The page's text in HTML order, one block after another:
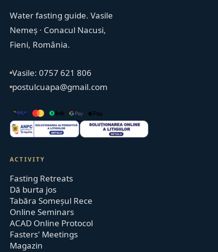
Water fasting guide. Vasile
Nemeș · Conacul Nacusi,
Fieni, România.
Vasile: 0757 621 806
postulcuapa@gmail.com
ACTIVITY
Fasting Retreats
Dă burta jos
Tabăra Someșul Rece
Online Seminars
ACAD Online Protocol
Fasters' Meetings
Magazin